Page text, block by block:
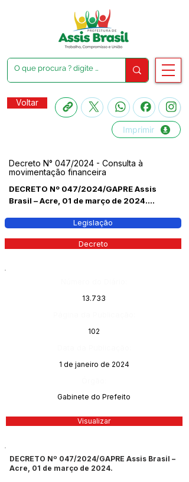
Voltar
Imprimir
Decreto N° 047/2024 - Consulta à
movimentação financeira
DECRETO Nº 047/2024/GAPRE Assis
Brasil – Acre, 01 de março de 2024....
Legislação
Decreto
13.733
102
1 de janeiro de 2024
Gabinete do Prefeito
Visualizar
DECRETO Nº 047/2024/GAPRE Assis Brasil –
Acre, 01 de março de 2024.